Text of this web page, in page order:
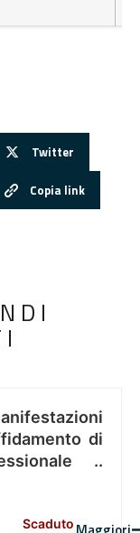
Twitter
Copia link
di
..
Scaduto